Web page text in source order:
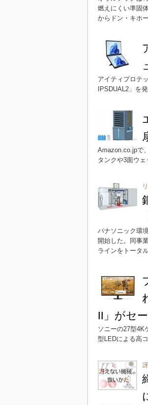
燃えにくい準固
からドン・キホ
アイティプロテ
IPSDUAL2」を
Amazon.co.jpで
タンクや3面ウェ
パナソニック環
開始した。同事
ラインをトータ
II」がセ
ソニーの27型4K
型LEDによる高